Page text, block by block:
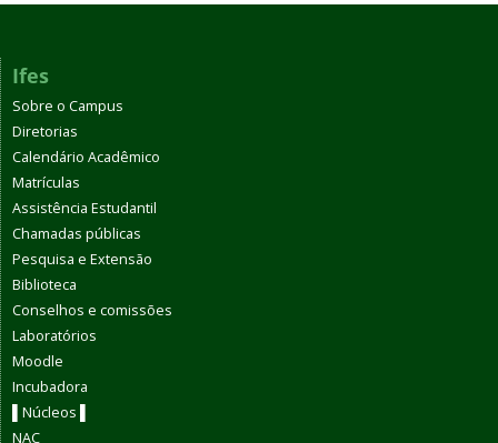
Ifes
Sobre o Campus
Diretorias
Calendário Acadêmico
Matrículas
Assistência Estudantil
Chamadas públicas
Pesquisa e Extensão
Biblioteca
Conselhos e comissões
Laboratórios
Moodle
Incubadora
▌Núcleos ▌
NAC